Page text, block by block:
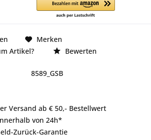
Merken
Artikel?
Bewerten
8589_GSB
Versand ab € 50,- Bestellwert
von 24h*
Zurück-Garantie